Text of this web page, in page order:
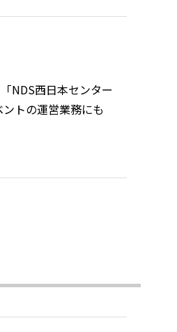
NDS西日本センター
トの運営業務にも